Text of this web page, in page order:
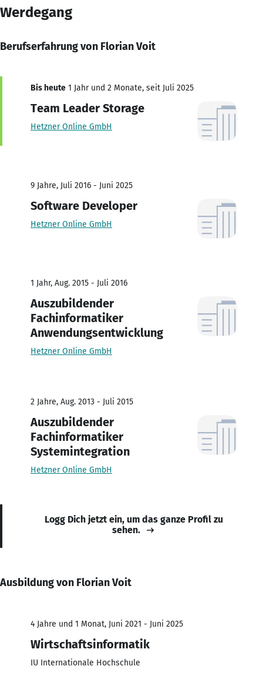
Werdegang
Berufserfahrung von Florian Voit
Bis heute 1 Jahr und 2 Monate, seit Juli 2025
Team Leader Storage
Hetzner Online GmbH
9 Jahre, Juli 2016 - Juni 2025
Software Developer
Hetzner Online GmbH
1 Jahr, Aug. 2015 - Juli 2016
Auszubildender
Fachinformatiker
Anwendungsentwicklung
Hetzner Online GmbH
2 Jahre, Aug. 2013 - Juli 2015
Auszubildender
Fachinformatiker
Systemintegration
Hetzner Online GmbH
Logg Dich jetzt ein, um das ganze Profil zu
sehen.
Ausbildung von Florian Voit
4 Jahre und 1 Monat, Juni 2021 - Juni 2025
Wirtschaftsinformatik
IU Internationale Hochschule